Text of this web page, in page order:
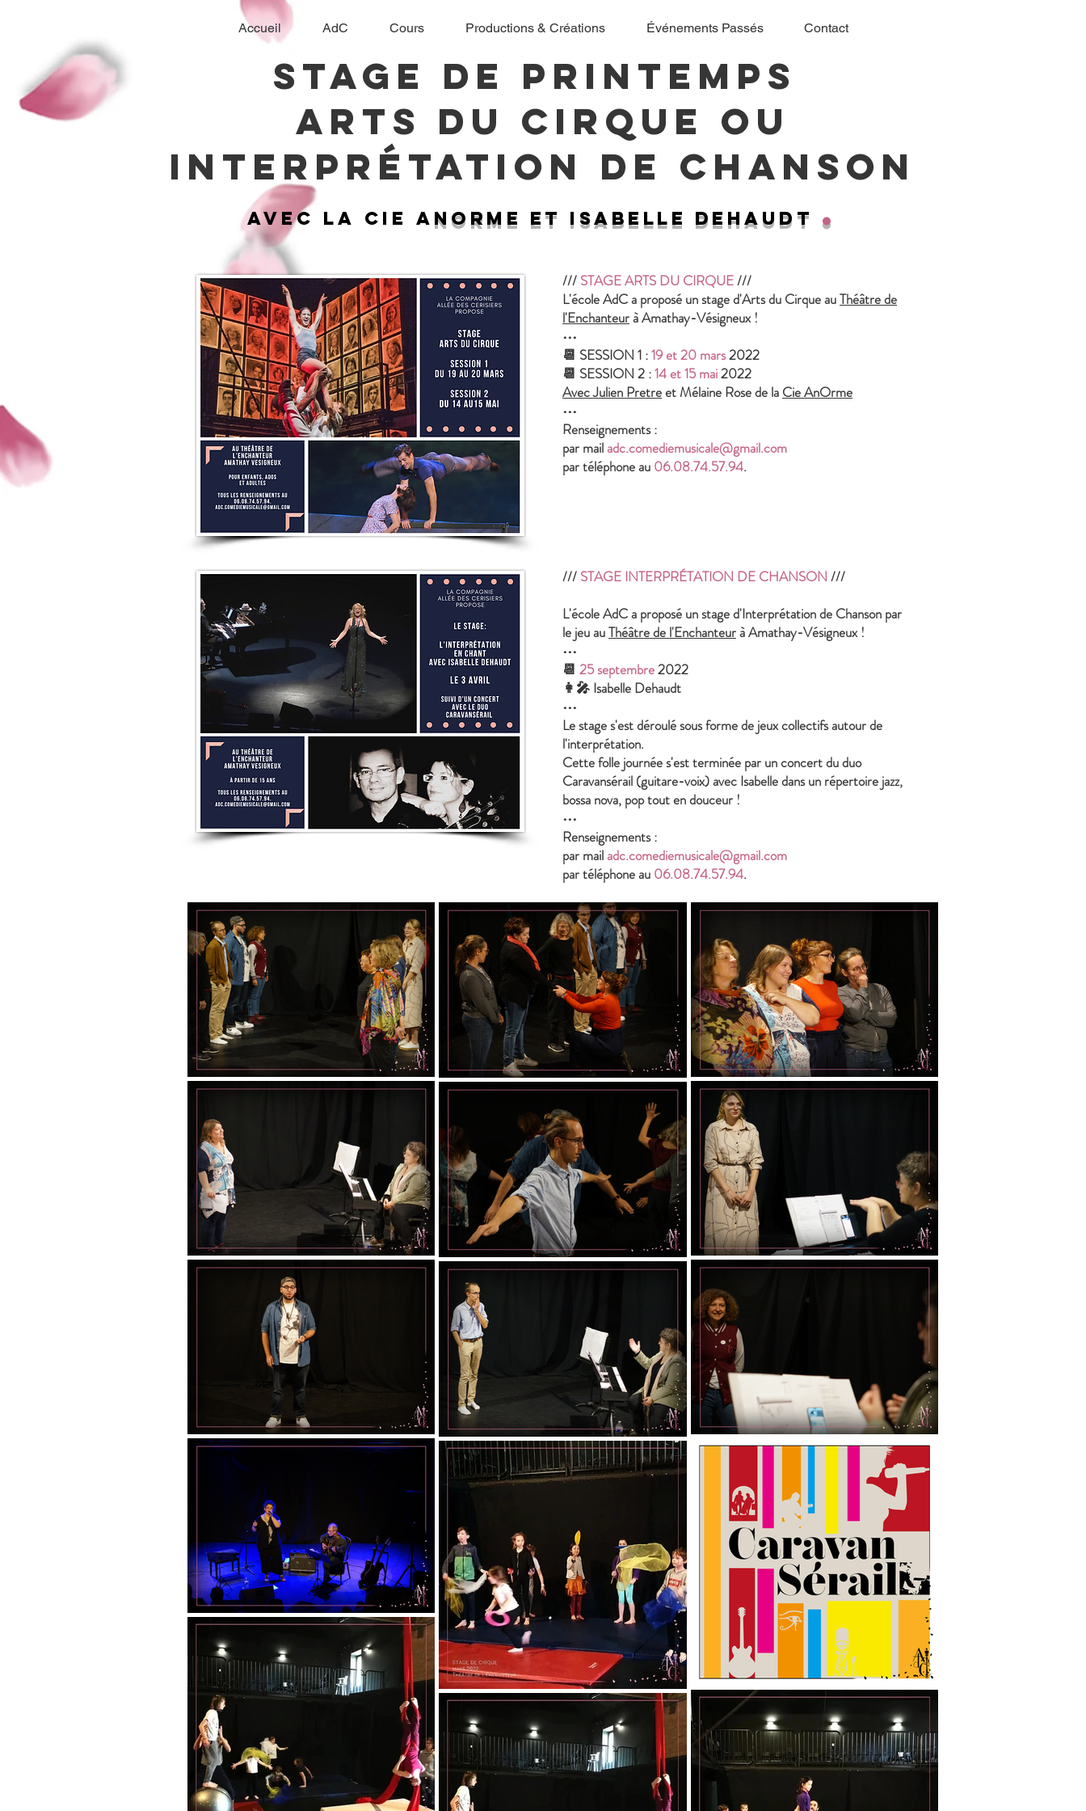
Accueil AdC Cours Productions & Créations Événements Passés Contact
Stage de printemps
arts du cirque ou
interprétation de chanson
avec la Cie a norme et Isabelle Dehaudt .
/// STAGE ARTS DU CIRQUE///
L'école AdC a proposé un stage d'Arts du Cirque auThéâtre de
l'Enchanteurà Amathay-Vésigneux !
•••
📆 SESSION 1 :19 et 20 mars2022
📆 SESSION 2 :14 et 15 mai2022
Avec Julien Pretreet Mélaine Rose de la Cie AnOrme
•••
Renseignements :
par mailadc.comediemusicale@gmail.com
par téléphone au 06.08.74.57.94.
/// STAGE INTERPRÉTATION DE CHANSON ///
L'école AdC a proposé un stage d'Interprétation de Chanson par
le jeu auThéâtre de l'Enchanteurà Amathay-Vésigneux !
•••
📆 25 septembre2022
👩‍🎤 Isabelle Dehaudt
•••
Le stage s'est déroulé sous forme de jeux collectifs autour de
l'interprétation.
Cette folle journée s'est terminée par un concert du duo
Caravansérail (guitare-voix) avec Isabelle dans un répertoire jazz,
bossa nova, pop tout en douceur !
•••
Renseignements :
par mailadc.comediemusicale@gmail.com
par téléphone au 06.08.74.57.94.